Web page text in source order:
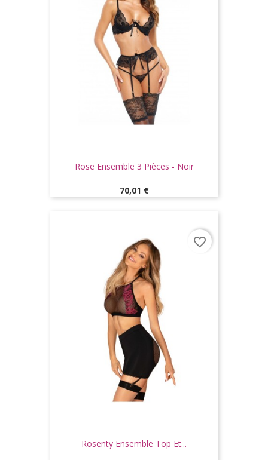
Rose Ensemble 3 Pièces - Noir
Prix
70,01 €
Rosenty Ensemble Top Et...
favorite_border